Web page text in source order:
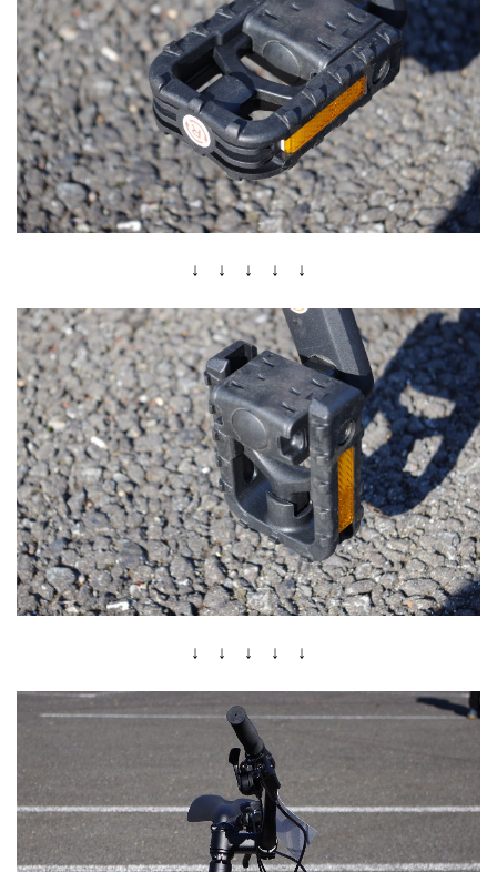
↓ ↓ ↓ ↓ ↓
↓ ↓ ↓ ↓ ↓